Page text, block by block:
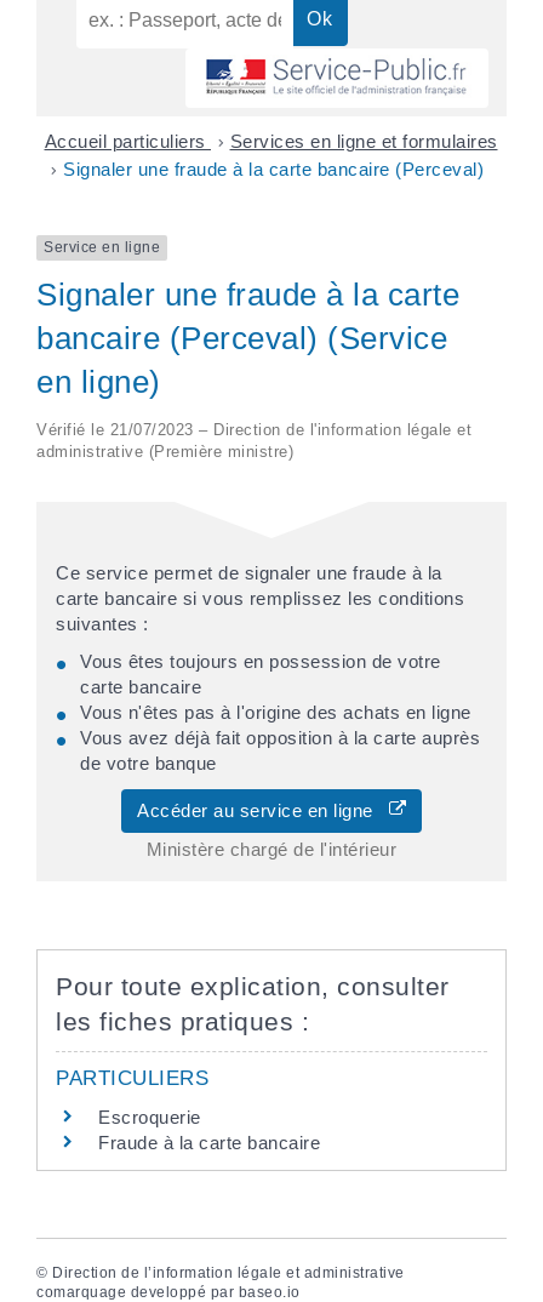
Accueil particuliers > Services en ligne et formulaires
> Signaler une fraude à la carte bancaire (Perceval)
Service en ligne
Signaler une fraude à la carte
bancaire (Perceval) (Service
en ligne)
Vérifié le 21/07/2023 – Direction de l'information légale et
administrative (Première ministre)
Ce service permet de signaler une fraude à la
carte bancaire si vous remplissez les conditions
suivantes :
Vous êtes toujours en possession de votre
carte bancaire
Vous n'êtes pas à l'origine des achats en ligne
Vous avez déjà fait opposition à la carte auprès
de votre banque
Accéder au service en ligne
Ministère chargé de l'intérieur
Pour toute explication, consulter
les fiches pratiques :
PARTICULIERS
Escroquerie
Fraude à la carte bancaire
© Direction de l’information légale et administrative
comarquage developpé par baseo.io